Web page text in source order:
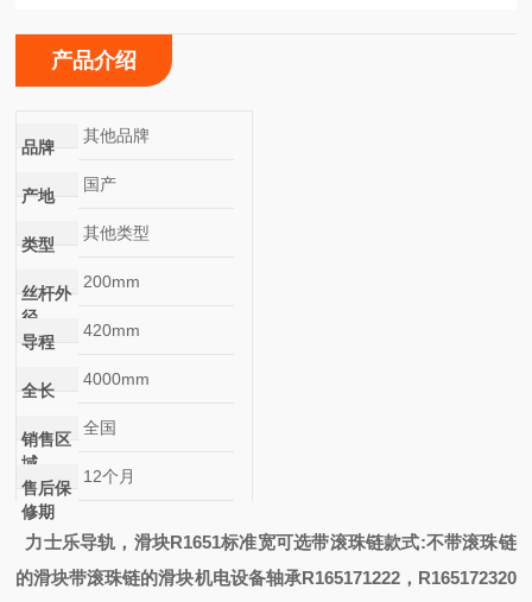
产品介绍
品牌
其他品牌
产地
国产
类型
其他类型
丝杆外
径
200mm
导程
420mm
全长
4000mm
销售区
域
全国
售后保
修期
12个月
力士乐导轨，滑块R1651标准宽可选带滚珠链款式:不带滚珠链
的滑块带滚珠链的滑块机电设备轴承R165171222，R165172320